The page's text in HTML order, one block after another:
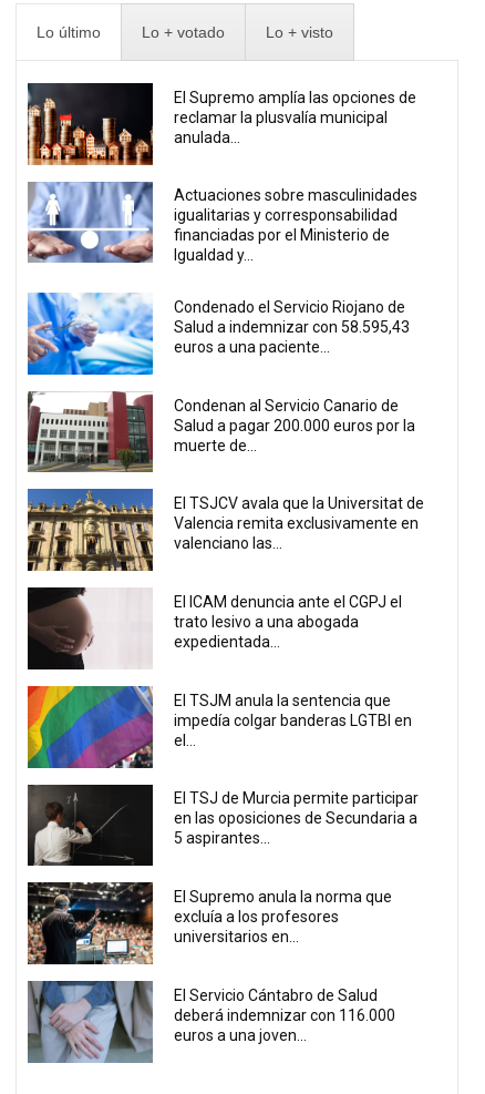
Lo último Lo + votado Lo + visto
El Supremo amplía las opciones de
reclamar la plusvalía municipal
anulada...
Actuaciones sobre masculinidades
igualitarias y corresponsabilidad
financiadas por el Ministerio de
Igualdad y...
Condenado el Servicio Riojano de
Salud a indemnizar con 58.595,43
euros a una paciente...
Condenan al Servicio Canario de
Salud a pagar 200.000 euros por la
muerte de...
El TSJCV avala que la Universitat de
Valencia remita exclusivamente en
valenciano las...
El ICAM denuncia ante el CGPJ el
trato lesivo a una abogada
expedientada...
El TSJM anula la sentencia que
impedía colgar banderas LGTBI en
el...
El TSJ de Murcia permite participar
en las oposiciones de Secundaria a
5 aspirantes...
El Supremo anula la norma que
excluía a los profesores
universitarios en...
El Servicio Cántabro de Salud
deberá indemnizar con 116.000
euros a una joven...